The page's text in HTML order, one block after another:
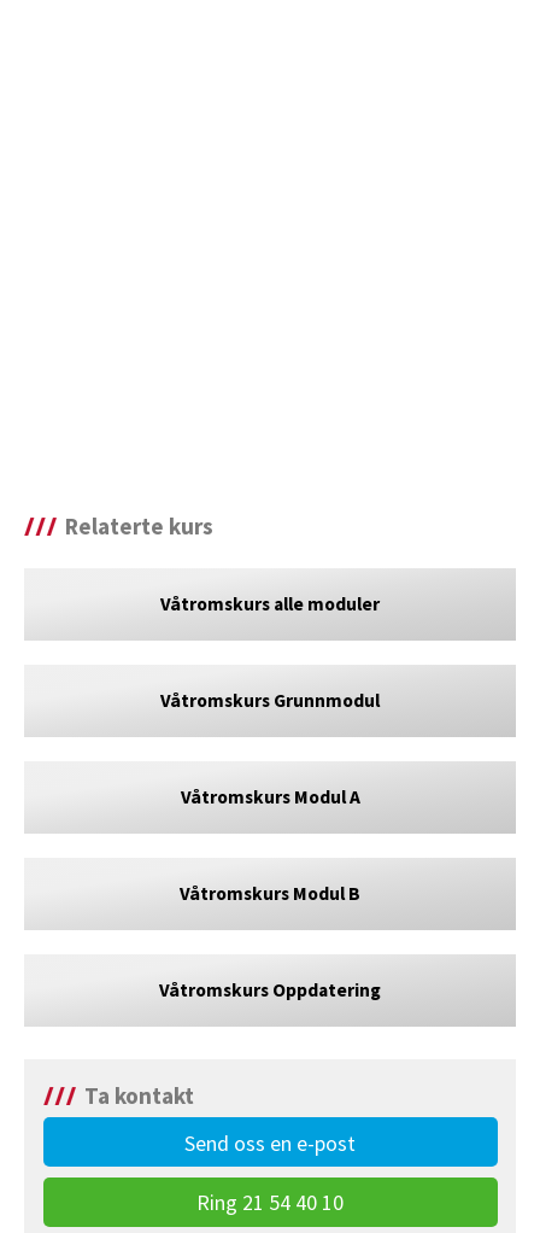
Relaterte kurs
Våtromskurs alle moduler
Våtromskurs Grunnmodul
Våtromskurs Modul A
Våtromskurs Modul B
Våtromskurs Oppdatering
Ta kontakt
Send oss en e-post
Ring 21 54 40 10